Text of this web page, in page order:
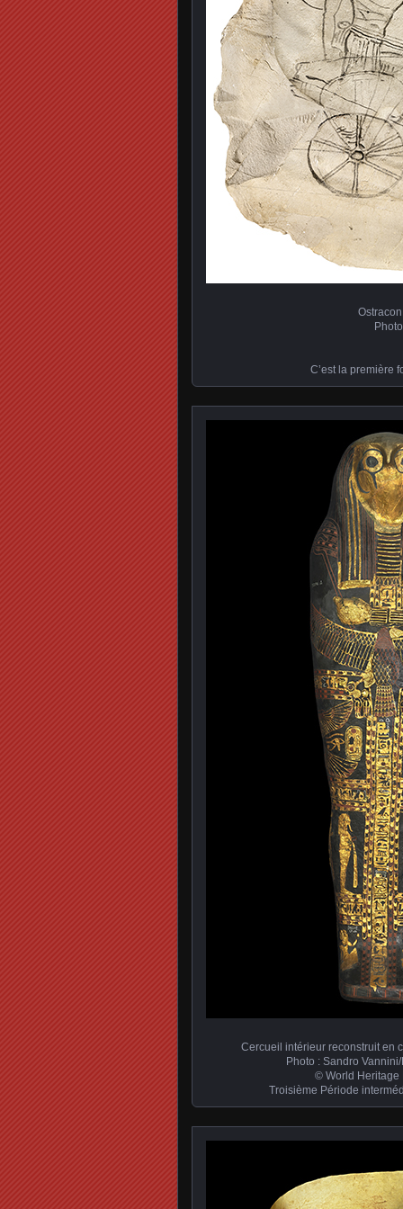
C’est la première
Cercueil intérieur reconstruit en
Photo : Sandro
© World Heritage
Troisième Période